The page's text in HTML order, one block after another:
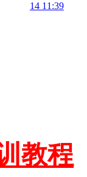
14 11:39
教程